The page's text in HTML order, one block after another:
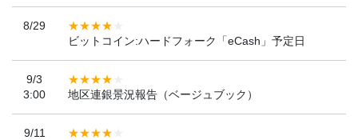
8/29
ビットコイン:ハードフォーク「eCash」予定日
9/3
3:00
地区連銀景況報告（ベージュブック）
9/11